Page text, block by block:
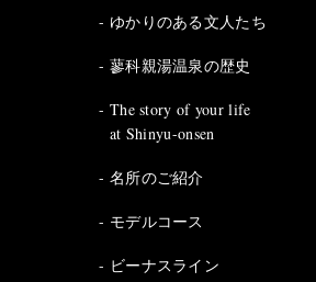
ゆかりのある文人たち
蓼科親湯温泉の歴史
The story of your life
at Shinyu-onsen
名所のご紹介
モデルコース
ビーナスライン